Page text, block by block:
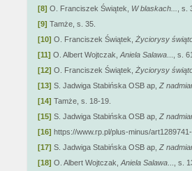
[8] O. Franciszek Świątek, W blaskach...
, s.
[9] Tamże, s. 35.
[10] O. Franciszek Świątek, Życiorysy
[11] O. Albert Wojtczak, Aniela Salawa ..., s.
[12] O. Franciszek Świątek, Życiorysy
[13] S. Jadwiga Stabińska OSB ap, Z
[14] Tamże, s. 18-19.
[15] S. Jadwiga Stabińska OSB ap, Z
[16] https://www.rp.pl/plus-minus/
[17] S. Jadwiga Stabińska OSB ap, Z
[18] O. Albert Wojtczak, Aniela Salawa ..., s.